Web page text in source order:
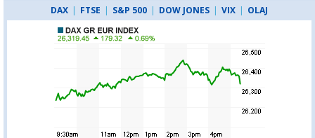
DAX | FTSE | S&P 500 | DOW JONES | VIX | OLAJ